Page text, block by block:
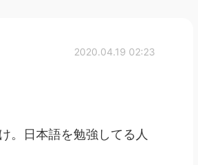
2020.04.19 02:23
。日本語を勉強してる人